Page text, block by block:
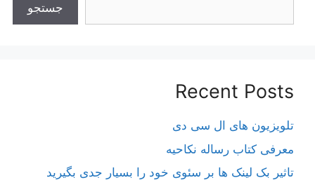
جستجو
Recent Posts
تلویزیون های ال سی دی
معرفی کتاب رساله نکاحیه
تاثیر بک لینک ها بر سئوی خود را بسیار جدی بگیرید